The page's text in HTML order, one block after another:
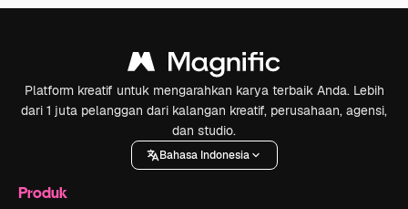
Platform kreatif untuk mengarahkan karya terbaik Anda. Lebih
dari 1 juta pelanggan dari kalangan kreatif, perusahaan, agensi,
dan studio.
Bahasa Indonesia
Produk